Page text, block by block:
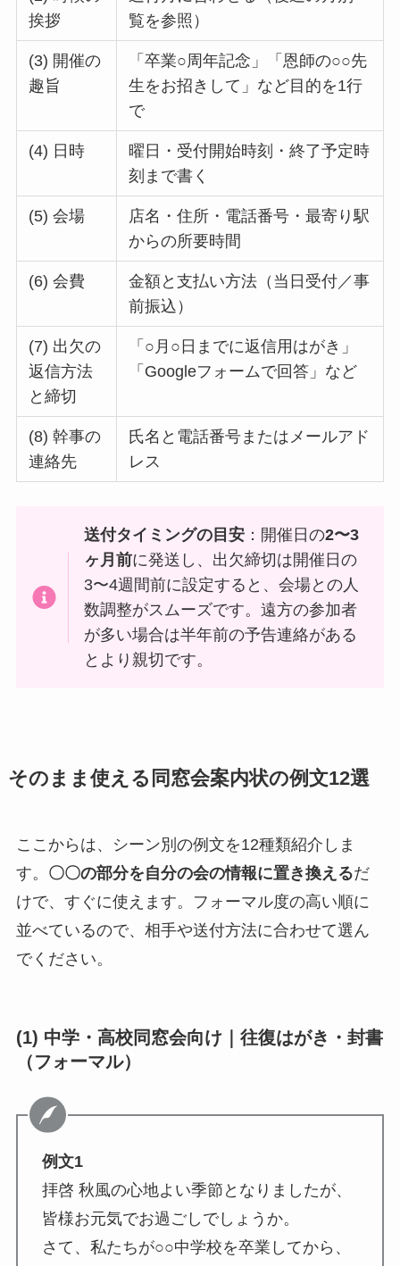
挨拶
覧を参照）
(3) 開催の
趣旨
「卒業○周年記念」「恩師の○○先
生をお招きして」など目的を1行
で
(4) 日時
曜日・受付開始時刻・終了予定時
刻まで書く
(5) 会場
店名・住所・電話番号・最寄り駅
からの所要時間
(6) 会費
金額と支払い方法（当日受付／事
前振込）
(7) 出欠の
返信方法
と締切
「○月○日までに返信用はがき」
「Googleフォームで回答」など
(8) 幹事の
連絡先
氏名と電話番号またはメールアド
レス
送付タイミングの目安 ：開催日の2〜3
ヶ月前に発送し、出欠締切は開催日の
3〜4週間前に設定すると、会場との人
数調整がスムーズです。遠方の参加者
が多い場合は半年前の予告連絡がある
とより親切です。
そのまま使える同窓会案内状の例文12選
ここからは、シーン別の例文を12種類紹介しま
す。 〇〇の部分を自分の会の情報に置き換えるだ
けで、すぐに使えます。フォーマル度の高い順に
並べているので、相手や送付方法に合わせて選ん
でください。
(1) 中学・高校同窓会向け｜往復はがき・封書
（フォーマル）
例文1
拝啓 秋風の心地よい季節となりましたが、
皆様お元気でお過ごしでしょうか。
さて、私たちが○○中学校を卒業してから、